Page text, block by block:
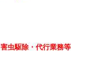
虫駆除・代行業務等